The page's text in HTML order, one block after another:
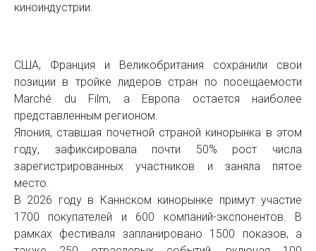
киноиндустрии.
США, Франция и Великобритания сохранили свои
позиции в тройке лидеров стран по посещаемости
Marché du Film, а Европа остается наиболее
представленным регионом.
Япония, ставшая почетной страной кинорынка в этом
году, зафиксировала почти 50% рост числа
зарегистрированных участников и заняла пятое
место.
В 2026 году в Каннском кинорынке примут участие
1700 покупателей и 600 компаний-экспонентов. В
рамках фестиваля запланировано 1500 показов, а